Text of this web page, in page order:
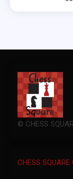
© CHESS
CHESS SQUARE